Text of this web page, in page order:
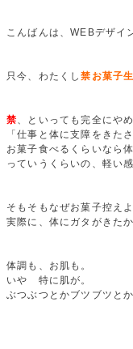
こんばんは、WEBデザイ
只今、わたくし禁お菓子
禁、といっても完全にや
「仕事と体に支障をきた
お菓子食べるくらいなら
っていうくらいの、軽い
そもそもなぜお菓子控え
実際に、体にガタがきた
体調も、お肌も。
いや 特に肌が。
ぶつぶつとかブツブツと